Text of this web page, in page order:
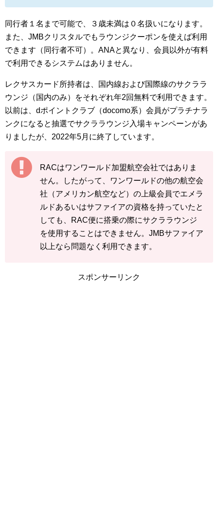
同行者１名まで可能で、３歳未満は０名扱いになります。
また、JMBクリスタルでもラウンジクーポンを使えば利用
できます（同行者不可）。ANAと異なり、会員以外が有料
で利用できるシステムはありません。
レクサスカード所持者は、国内線および国際線のサクララ
ウンジ（国内のみ）をそれぞれ年2回無料で利用できます。
以前は、dポイントクラブ（docomo系）会員がプラチナラ
ンクになると抽選でサクララウンジ入場キャンペーンがあ
りましたが、2022年5月に終了しています。
RACはワンワールド加盟航空会社ではありま
せん。したがって、ワンワールドの他の航空会
社（アメリカン航空など）の上級会員でエメラ
ルドあるいはサファイアの資格を持っていたと
しても、RAC便に搭乗の際にサクララウンジ
を使用することはできません。JMBサファイア
以上なら問題なく利用できます。
スポンサーリンク